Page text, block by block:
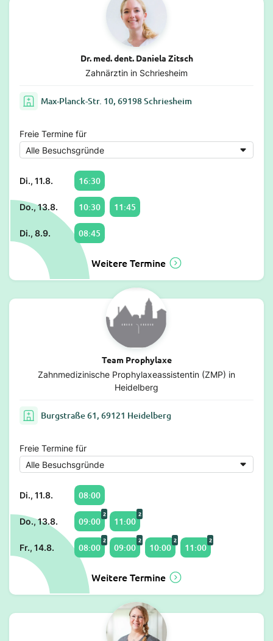
Dr. med. dent. Daniela Zitsch
Zahnärztin in Schriesheim
Max-Planck-Str. 10, 69198 Schriesheim
Freie Termine für
Di., 11.8. 16:30
Do., 13.8. 10:30 11:45
Di., 8.9. 08:45
Weitere Termine
Team Prophylaxe
Zahnmedizinische Prophylaxeassistentin (ZMP) in
Heidelberg
Burgstraße 61, 69121 Heidelberg
Freie Termine für
Di., 11.8. 08:00
Do., 13.8. 09:00
2
11:00
2
Fr., 14.8. 08:00
2
09:00
2
10:00
2
11:00
2
Weitere Termine